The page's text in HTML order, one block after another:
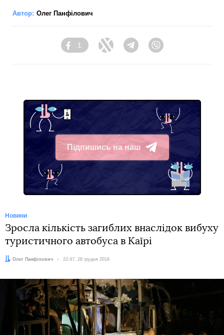
Автор: Олег Панфілович
Facebook
1
Twitter Telegram
Підпишись на наш
Telegram
Новини
Зросла кількість загиблих внаслідок вибуху
туристичного автобуса в Каїрі
Автор:
Олег Панфілович Дата:
22:47, 28 грудня 2018